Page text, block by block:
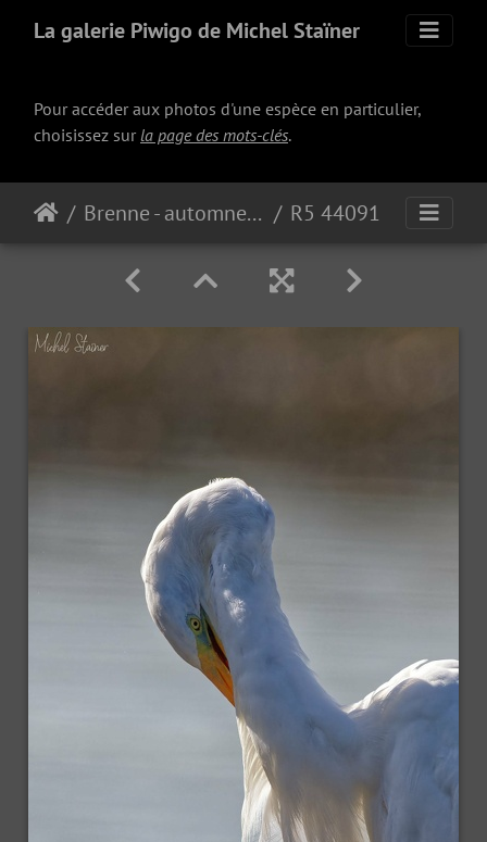
La galerie Piwigo de Michel Staïner
Pour accéder aux photos d'une espèce en particulier,
choisissez surla page des mots-clés.
Brenne - automne 2023 R5 44091